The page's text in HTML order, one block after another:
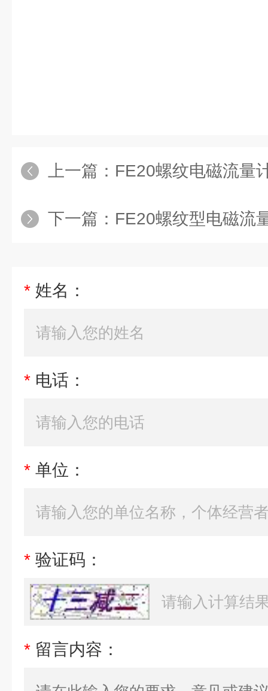
上一篇： FE20螺纹电磁流量
下一篇： FE20螺纹型电磁流
* 姓名：
* 电话：
* 单位：
* 验证码：
* 留言内容：